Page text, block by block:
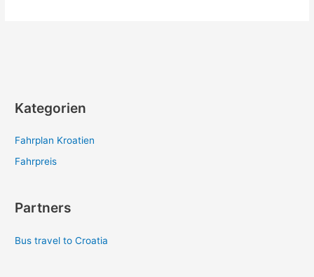
Kategorien
Fahrplan Kroatien
Fahrpreis
Partners
Bus travel to Croatia